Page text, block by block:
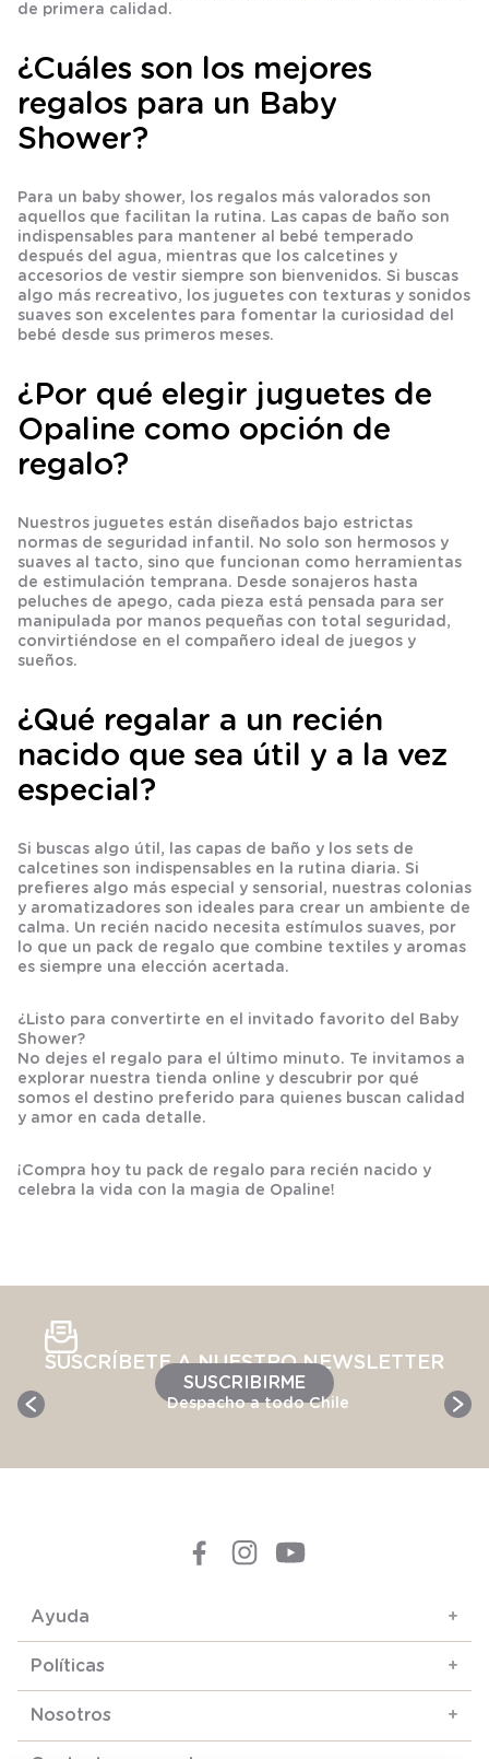
de primera calidad.
¿Cuáles son los mejores
regalos para un Baby
Shower?
Para un baby shower, los regalos más valorados son
aquellos que facilitan la rutina. Las capas de baño son
indispensables para mantener al bebé temperado
después del agua, mientras que los calcetines y
accesorios de vestir siempre son bienvenidos. Si buscas
algo más recreativo, los juguetes con texturas y sonidos
suaves son excelentes para fomentar la curiosidad del
bebé desde sus primeros meses.
¿Por qué elegir juguetes de
Opaline como opción de
regalo?
Nuestros juguetes están diseñados bajo estrictas
normas de seguridad infantil. No solo son hermosos y
suaves al tacto, sino que funcionan como herramientas
de estimulación temprana. Desde sonajeros hasta
peluches de apego, cada pieza está pensada para ser
manipulada por manos pequeñas con total seguridad,
convirtiéndose en el compañero ideal de juegos y
sueños.
¿Qué regalar a un recién
nacido que sea útil y a la vez
especial?
Si buscas algo útil, las capas de baño y los sets de
calcetines son indispensables en la rutina diaria. Si
prefieres algo más especial y sensorial, nuestras colonias
y aromatizadores son ideales para crear un ambiente de
calma. Un recién nacido necesita estímulos suaves, por
lo que un pack de regalo que combine textiles y aromas
es siempre una elección acertada.
¿Listo para convertirte en el invitado favorito del Baby
Shower?
No dejes el regalo para el último minuto. Te invitamos a
explorar nuestra tienda online y descubrir por qué
somos el destino preferido para quienes buscan calidad
y amor en cada detalle.
¡Compra hoy tu pack de regalo para recién nacido y
celebra la vida con la magia de Opaline!
SUSCRÍBETE A NUESTRO NEWSLETTER
SUSCRIBIRME
Despacho a todo Chile
Ayuda +
Políticas +
Nosotros +